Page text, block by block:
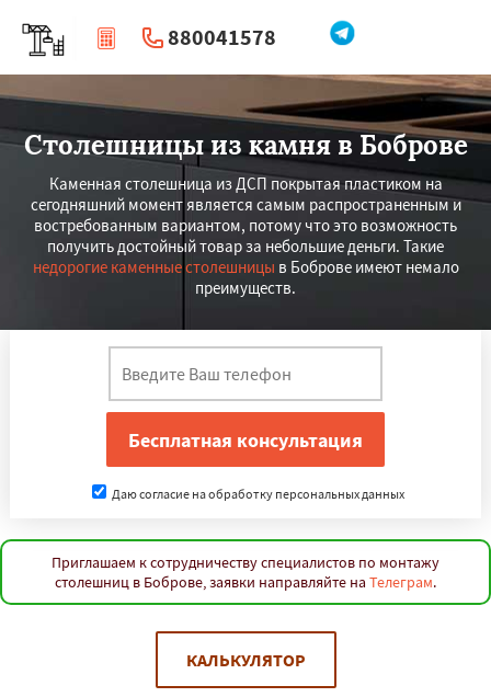
880041578
| Перезвоните мне
Столешницы из камня в Боброве
Каменная столешница из ДСП покрытая пластиком на
сегодняшний момент является самым распространенным и
востребованным вариантом, потому что это возможность
получить достойный товар за небольшие деньги. Такие
недорогие каменные столешницы в Боброве имеют немало
преимуществ.
Даю согласие на обработку персональных данных
Приглашаем к сотрудничеству специалистов по монтажу
столешниц в Боброве, заявки направляйте на Телеграм.
КАЛЬКУЛЯТОР